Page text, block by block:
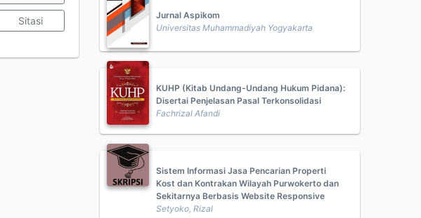
Sitasi
Jurnal Aspikom
Universitas Muhammadiyah Yogyakarta
KUHP (Kitab Undang-Undang Hukum Pidana):
Disertai Penjelasan Pasal Terkonsolidasi
Fachrizal Afandi
Sistem Informasi Jasa Pencarian Properti
Kost dan Kontrakan Wilayah Purwokerto dan
Sekitarnya Berbasis Website Responsive
Setyoko, Rizal